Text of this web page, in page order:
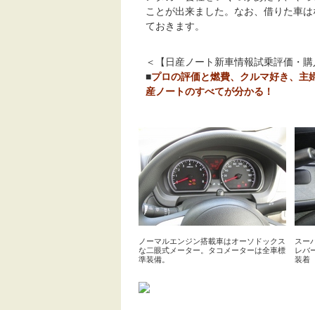
ことが出来ました。なお、借りた車
ておきます。
＜【日産ノート新車情報試乗評価・
■プロの評価と燃費、クルマ好き、
産ノートのすべてが分かる！
ノーマルエンジン搭載車はオーソドックス
な二眼式メーター。タコメーターは全車標
準装備。
スー
レバ
装着